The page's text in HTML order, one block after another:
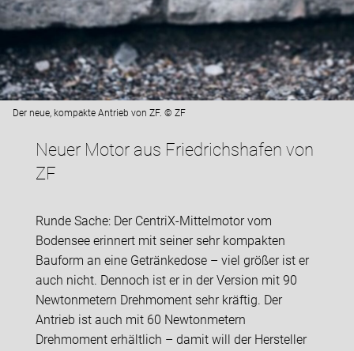
Der neue, kompakte Antrieb von ZF. © ZF
Neuer Motor aus Friedrichshafen von
ZF
Runde Sache: Der CentriX-Mittelmotor vom
Bodensee erinnert mit seiner sehr kompakten
Bauform an eine Getränkedose – viel größer ist er
auch nicht. Dennoch ist er in der Version mit 90
Newtonmetern Drehmoment sehr kräftig. Der
Antrieb ist auch mit 60 Newtonmetern
Drehmoment erhältlich – damit will der Hersteller